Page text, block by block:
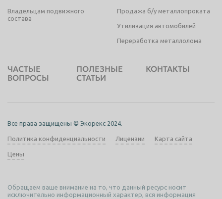
Владельцам подвижного
состава
Продажа б/у металлопроката
Утилизация автомобилей
Переработка металлолома
ЧАСТЫЕ
ВОПРОСЫ
ПОЛЕЗНЫЕ
СТАТЬИ
КОНТАКТЫ
Все права защищены © Экорекс 2024.
Политика конфиденциальности Лицензии Карта сайта
Цены
Обращаем ваше внимание на то, что данный ресурс носит
исключительно информационный характер, вся информация